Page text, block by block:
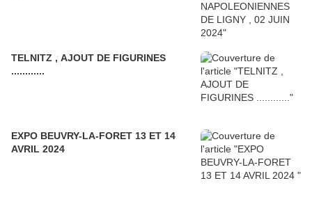
TELNITZ , AJOUT DE FIGURINES
............
EXPO BEUVRY-LA-FORET 13 ET 14
AVRIL 2024